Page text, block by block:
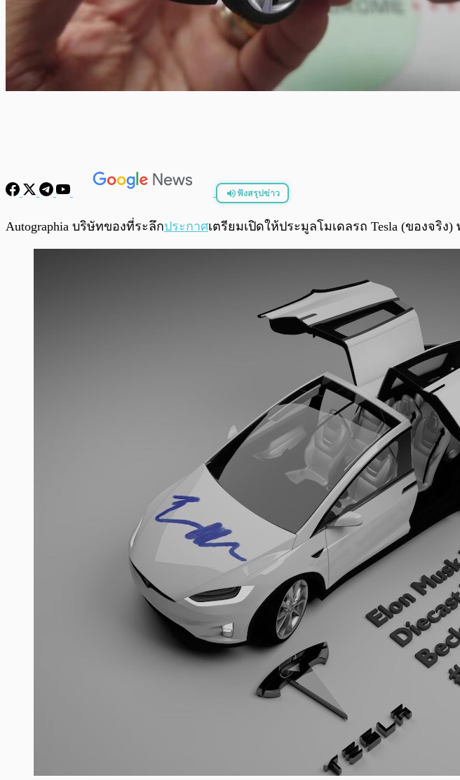
ฟังสรุปข่าว
พร้อมเล่น
Autographia บริษัทของที่ระลึกประกาศเตรียมเปิดให้ประมูลโมเดลรถ Tesla (ของจริง